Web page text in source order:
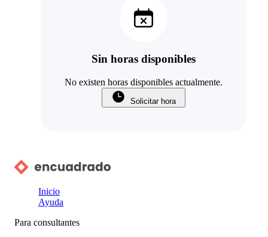
Sin horas disponibles
No existen horas disponibles actualmente.
Solicitar hora
Inicio
Ayuda
Para consultantes